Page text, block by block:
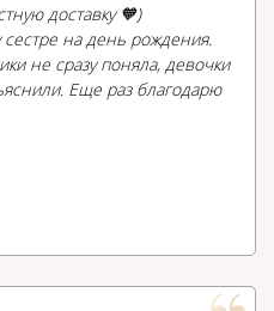
доставку 🧡)
на день рождения.
не сразу поняла, девочки
Еще раз благодарю